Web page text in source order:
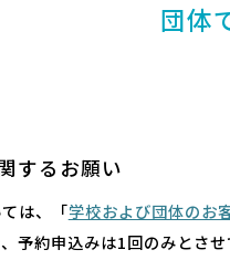
団体
するお願い
は、「学校および団体のお
予約申込みは1回のみとさせ